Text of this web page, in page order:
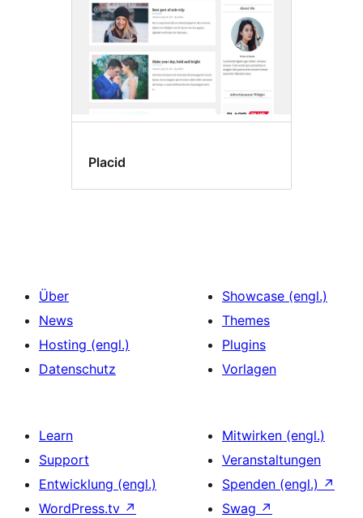
Placid
Über
News
Hosting (engl.)
Datenschutz
Showcase (engl.)
Themes
Plugins
Vorlagen
Learn
Support
Entwicklung (engl.)
WordPress.tv ↗
Mitwirken (engl.)
Veranstaltungen
Spenden (engl.) ↗
Swag ↗